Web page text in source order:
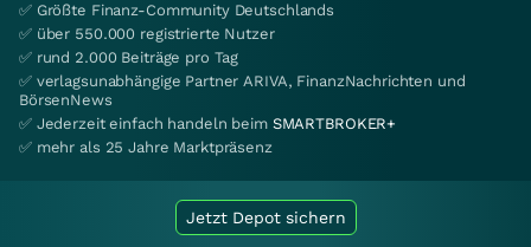
✅ Größte Finanz-Community Deutschlands
✅ über 550.000 registrierte Nutzer
✅ rund 2.000 Beiträge pro Tag
✅ verlagsunabhängige Partner ARIVA, FinanzNachrichten und
BörsenNews
✅ Jederzeit einfach handeln beim SMARTBROKER+
✅ mehr als 25 Jahre Marktpräsenz
Jetzt Depot sichern